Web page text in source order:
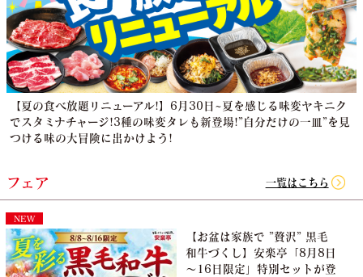
【夏の食べ放題リニューアル!】6月30日~夏を感じる味変ヤキニク
でスタミナチャージ!3種の味変タレも新登場!”自分だけの一皿”を見
つける味の大冒険に出かけよう!
フェア 一覧はこちら
NEW
【お盆は家族で ”贅沢” 黒毛
和牛づくし】安楽亭「8月8日
～16日限定」特別セットが登